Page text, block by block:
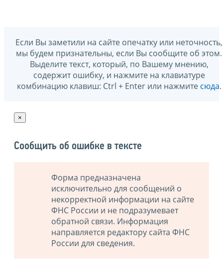
Если Вы заметили на сайте опечатку или неточность,
мы будем признательны, если Вы сообщите об этом.
Выделите текст, который, по Вашему мнению,
содержит ошибку, и нажмите на клавиатуре
комбинацию клавиш: Ctrl + Enter или нажмите сюда.
×
Сообщить об ошибке в тексте
Форма предназначена
исключительно для сообщений о
некорректной информации на сайте
ФНС России и не подразумевает
обратной связи. Информация
направляется редактору сайта ФНС
России для сведения.